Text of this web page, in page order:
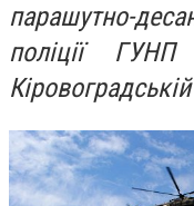
парашутно-
поліції